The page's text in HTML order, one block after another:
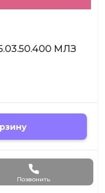
МЛЗ
Позвонить